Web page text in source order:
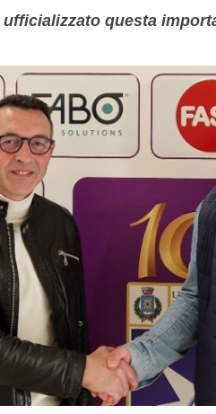
ufficializzato questa